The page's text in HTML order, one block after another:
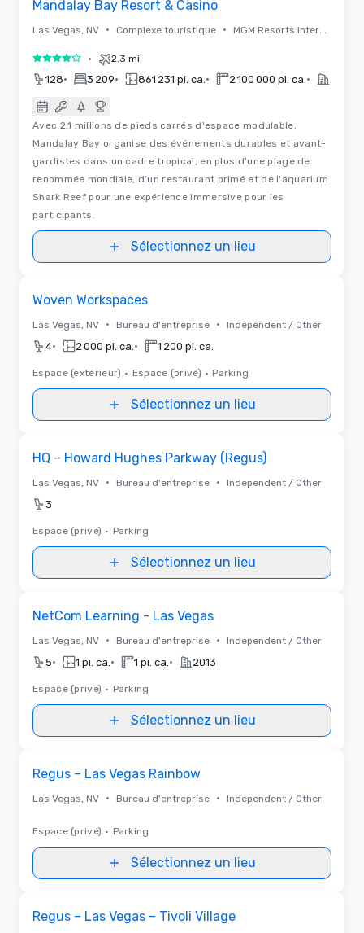
Mandalay Bay Resort & Casino
Las Vegas, NV • Complexe touristique • MGM Resorts International
4 sur 5 • 2.3 mi
128• 3 209• 861 231 pi. ca. • 2 100 000 pi. ca. •
Avec 2,1 millions de pieds carrés d'espace modulable,
Mandalay Bay organise des événements durables et avant-
gardistes dans un cadre tropical, en plus d'une plage de
renommée mondiale, d'un restaurant primé et de l'aquarium
Shark Reef pour une expérience immersive pour les
participants.
Sélectionnez un lieu
Woven Workspaces
Las Vegas, NV • Bureau d'entreprise • Independent / Other
4• 2 000 pi. ca. • 1 200 pi. ca.
Espace (extérieur) • Espace (privé) • Parking
Sélectionnez un lieu
HQ – Howard Hughes Parkway (Regus)
Las Vegas, NV • Bureau d'entreprise • Independent / Other
3
Espace (privé) • Parking
Sélectionnez un lieu
NetCom Learning - Las Vegas
Las Vegas, NV • Bureau d'entreprise • Independent / Other
5• 1 pi. ca. • 1 pi. ca. • 2013
Espace (privé) • Parking
Sélectionnez un lieu
Regus – Las Vegas Rainbow
Las Vegas, NV • Bureau d'entreprise • Independent / Other
Espace (privé) • Parking
Sélectionnez un lieu
Regus – Las Vegas – Tivoli Village